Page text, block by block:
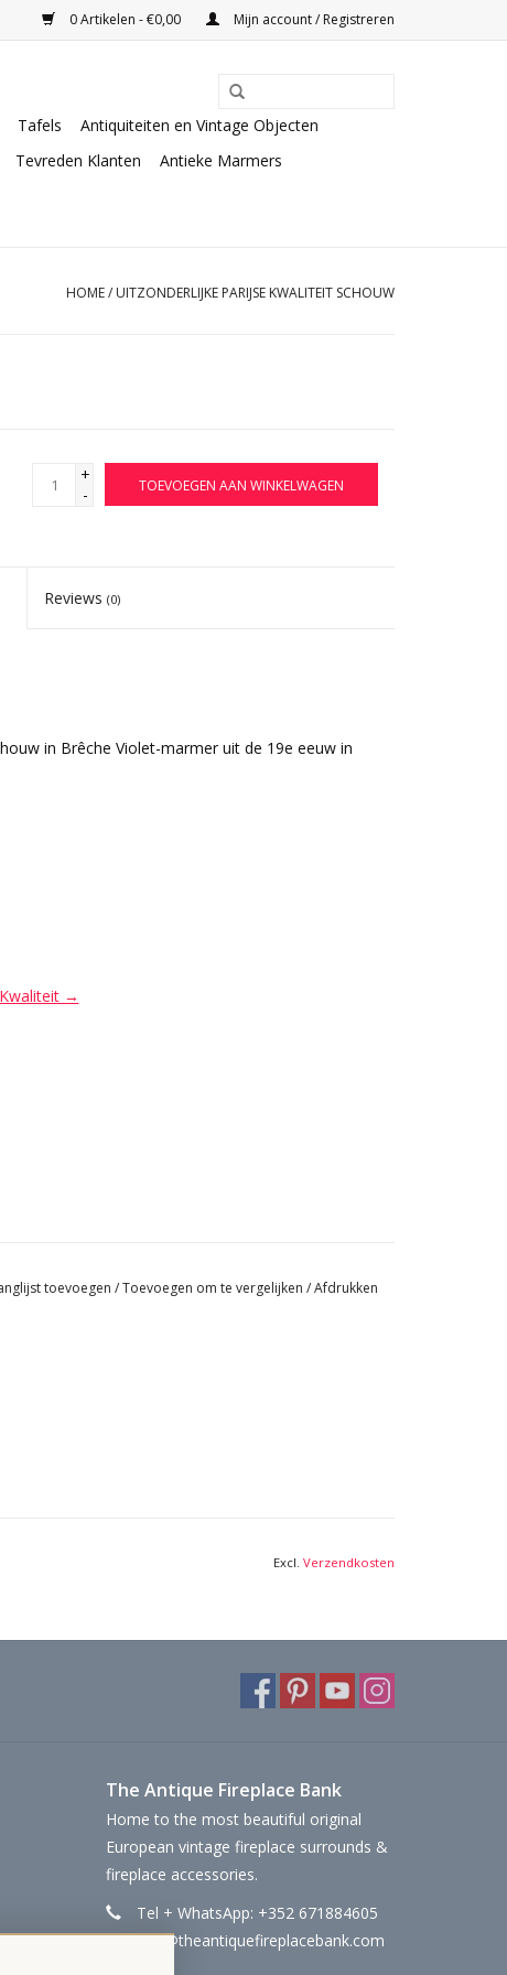
0 Artikelen - €0,00 Mijn account / Registreren
Tafels
Antiquiteiten en Vintage Objecten
Tevreden Klanten
Antieke Marmers
HOME/ UITZONDERLIJKE PARIJSE KWALITEIT SCHOUW
+
-
TOEVOEGEN AAN WINKELWAGEN
Reviews(0)
in Brêche Violet-marmer uit de 19e eeuw in
→
toevoegen /Toevoegen om te vergelijken /Afdrukken
Excl. Verzendkosten
The Antique Fireplace Bank
Home to the most beautiful original
European vintage fireplace surrounds &
fireplace accessories.
Tel + WhatsApp: +352 671884605
info@theantiquefireplacebank.com